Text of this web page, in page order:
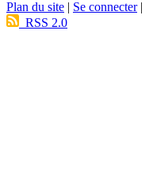
Plan du site | Se connecter|
RSS 2.0